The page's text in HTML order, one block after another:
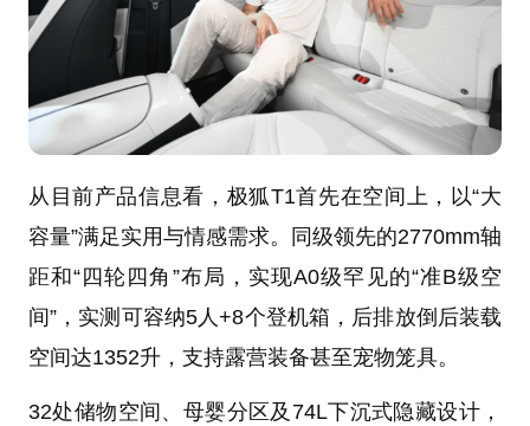
从目前产品信息看，极狐T1首先在空间上，以“大
容量”满足实用与情感需求。同级领先的2770mm轴
距和“四轮四角”布局，实现A0级罕见的“准B级空
间”，实测可容纳5人+8个登机箱，后排放倒后装载
空间达1352升，支持露营装备甚至宠物笼具。
32处储物空间、母婴分区及74L下沉式隐藏设计，